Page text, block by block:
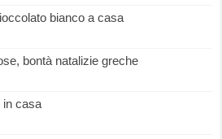
bianco a casa
bontà natalizie greche
in casa